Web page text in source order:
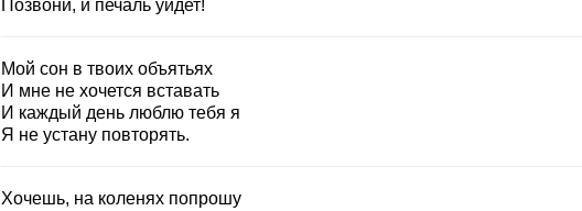
Позвони, и печаль уйдет!
Мой сон в твоих объятьях
И мне не хочется вставать
И каждый день люблю тебя я
Я не устану повторять.
Хочешь, на коленях попрошу